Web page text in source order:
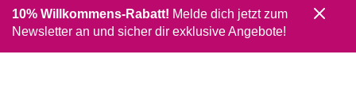
10% Willkommens-Rabatt! Melde dich jetzt zum
Newsletter an und sicher dir exklusive Angebote!